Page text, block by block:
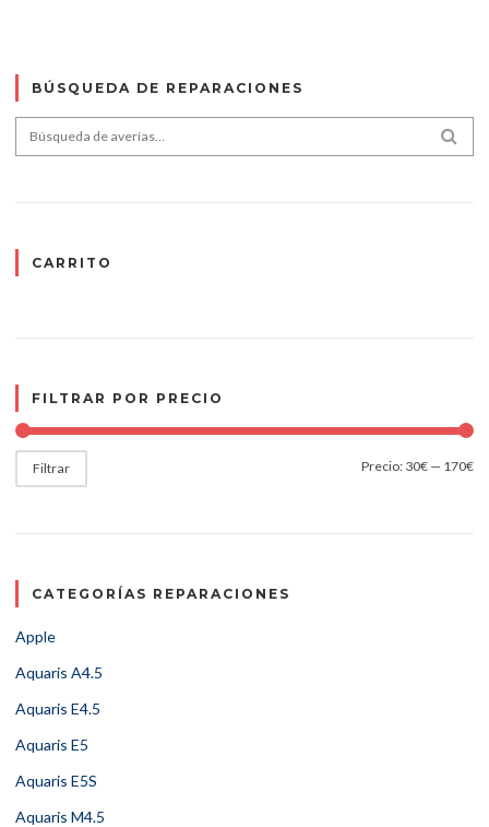
BÚSQUEDA DE REPARACIONES
Search for:
CARRITO
FILTRAR POR PRECIO
Filtrar Precio: 30€ — 170€
CATEGORÍAS REPARACIONES
Apple
Aquaris A4.5
Aquaris E4.5
Aquaris E5
Aquaris E5S
Aquaris M4.5